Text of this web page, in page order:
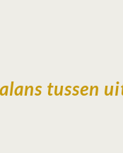
tussen